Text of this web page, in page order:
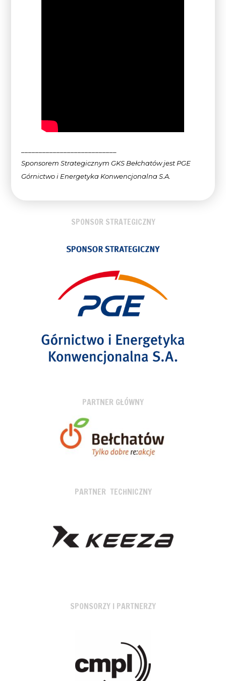
Sponsorem Strategicznym GKS Bełchatów jest PGE
Górnictwo i Energetyka Konwencjonalna S.A.
SPONSOR STRATEGICZNY
PARTNER GŁÓWNY
PARTNER TECHNICZNY
SPONSORZY I PARTNERZY